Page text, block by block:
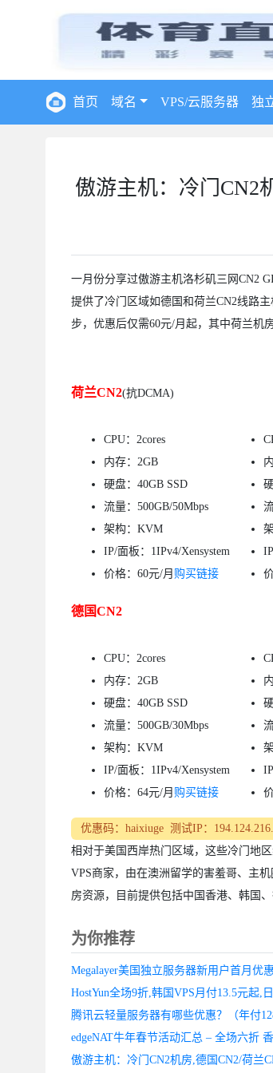
首页 域名 VPS/云服务器 独
傲游主机：冷门CN2
一月份分享过傲游主机洛杉矶三网CN2
提供了冷门区域如德国和荷兰CN2线路
步，优惠后仅需60元/月起，其中荷兰机
荷兰CN2(抗DCMA)
CPU：2cores
内存：2GB
硬盘：40GB SSD
流量：500GB/50Mbps
架构：KVM
IP/面板：1IPv4/Xensystem
价格：60元/月 购买链接
德国CN2
CPU：2cores
内存：2GB
硬盘：40GB SSD
流量：500GB/30Mbps
架构：KVM
IP/面板：1IPv4/Xensystem
价格：64元/月 购买链接
优惠码：haixiuge 测试IP：
相对于美国西岸热门区域，这些冷门地
VPS商家，由在澳洲留学的害羞哥、主
房资源，目前提供包括中国香港、韩国
为你推荐
腾讯云轻量服务器有哪些优惠？（年付